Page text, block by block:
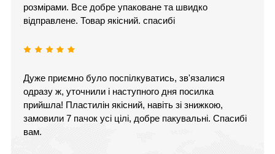
розмірами. Все добре упаковане та швидко
відправлене. Товар якісний. спасибі
Дуже приємно було поспілкуватись, зв'язалися
одразу ж, уточнили і наступного дня посилка
прийшла! Пластилін якісний, навіть зі знижкою,
замовили 7 пачок усі цілі, добре пакувальні. Спасибі
вам.